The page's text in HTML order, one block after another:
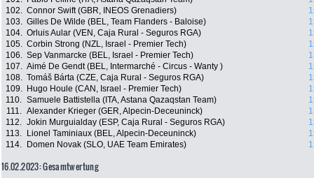
102. Connor Swift (GBR, INEOS Grenadiers)
103. Gilles De Wilde (BEL, Team Flanders - Baloise)
104. Orluis Aular (VEN, Caja Rural - Seguros RGA)
105. Corbin Strong (NZL, Israel - Premier Tech)
106. Sep Vanmarcke (BEL, Israel - Premier Tech)
107. Aimé De Gendt (BEL, Intermarché - Circus - Wanty )
108. Tomáš Bárta (CZE, Caja Rural - Seguros RGA)
109.
Hugo Houle (CAN, Israel - Premier Tech)
110. Samuele Battistella (ITA, Astana Qazaqstan Team)
111. Alexander Krieger (GER, Alpecin-Deceuninck)
112. Jokin Murguialday (ESP, Caja Rural - Seguros RGA)
113.
Lionel Taminiaux (BEL, Alpecin-Deceuninck)
114.
Domen Novak (SLO, UAE Team Emirates)
16.02.2023: Gesamtwertung